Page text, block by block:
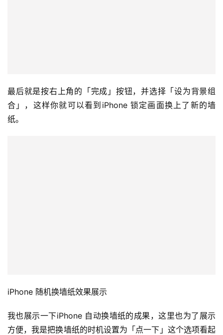
最后就是按右上角的「完成」按钮，并选择「设为背景组
合」，这样你就可以看到iPhone 锁定画面换上了新的墙
纸。
iPhone 随机换墙纸效果展示
我也展示一下iPhone 自动换墙纸的成果，这里也为了展示
方便，我是把换墙纸的时机设置为「点一下」这个选项看起